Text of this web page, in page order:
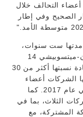
أعضاء التحالف خلال
المسار الصحيح وفي إطار
مدتها ست سنوات،
يتوقع أن تتجاوز مبيعات تحالف رينو-نيسان-ميتسوبيشي 14
مليون سيارة سنوياً بنهاية عام 2022، بزيادة نسبتها أكثر من 30
الشركات أعضاء
التحالف والتي بلغت 10.6 مليون وحدة في عام 2017. كما
الثلاث، بما في
المشتركة، مع